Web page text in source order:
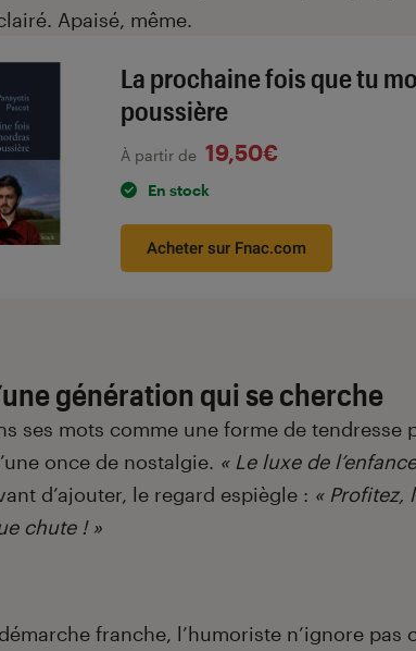
Apaisé, même.
La prochaine fois que tu
poussière
À partir de 19,50€
En stock
Acheter sur Fnac.com
génération qui se cherche
ses mots comme une forme de tendresse
once de nostalgie. « Le luxe de
d’ajouter, le regard espiègle : « Profitez,
chute ! »
franche, l’humoriste n’ignore pas